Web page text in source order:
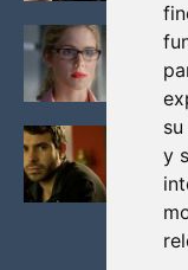
y
MAS
LA